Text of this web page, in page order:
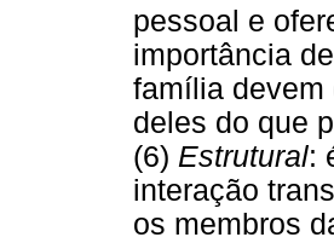
pessoal e
importância
família devem
deles do que
(6) Estrutural:
interação
os membros